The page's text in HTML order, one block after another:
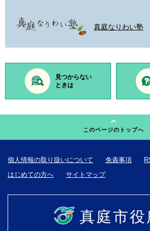
真庭なりわい塾
見つからない
ときは
このページのトップへ
個人情報の取り扱いについて 免責事項
はじめての方へ
サイトマップ
真庭市役